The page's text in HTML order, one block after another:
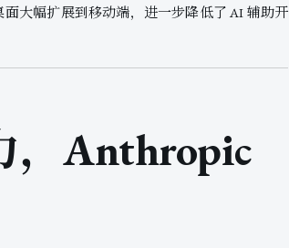
大幅扩展到移动端，进一步降低了 AI 辅助开
，Anthropic